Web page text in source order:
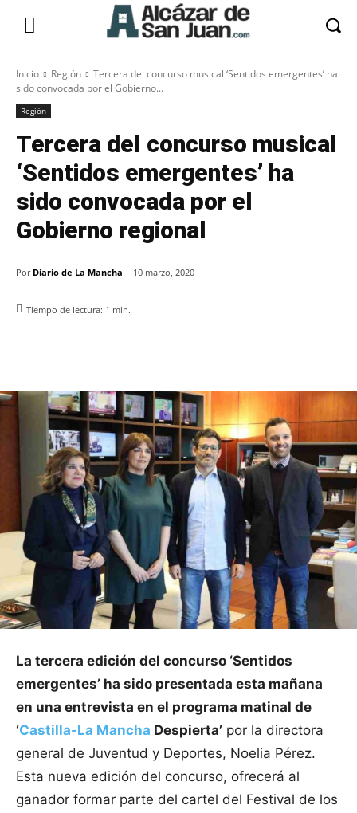
Inicio Región
Tercera del concurso musical ‘Sentidos emergentes’ ha
sido convocada por el Gobierno...
Región
Tercera del concurso musical
‘Sentidos emergentes’ ha
sido convocada por el
Gobierno regional
Por Diario de La Mancha 10 marzo, 2020
Tiempo de lectura: 1 min.
La tercera edición del concurso ‘Sentidos
emergentes’ ha sido presentada esta mañana
en una entrevista en el programa matinal de
‘Castilla-La Mancha Despierta’ por la directora
general de Juventud y Deportes, Noelia Pérez.
Esta nueva edición del concurso, ofrecerá al
ganador formar parte del cartel del Festival de los